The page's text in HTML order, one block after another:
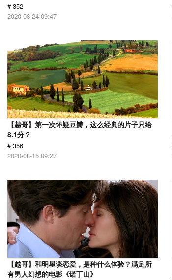
# 352
2020-08-24 09:47
【越哥】第一次怀疑豆瓣，这么经典的片子只给
8.1分？
# 356
2020-08-15 09:27
【越哥】和明星谈恋爱，是种什么体验？满足所
有男人幻想的电影《诺丁山》